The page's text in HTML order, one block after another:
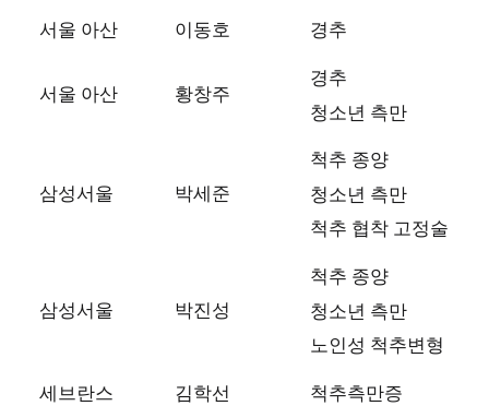
서울 아산 이동호 경추
서울 아산 황창주
경추
청소년 측만
삼성서울 박세준
척추 종양
청소년 측만
척추 협착 고정술
삼성서울 박진성
척추 종양
청소년 측만
노인성 척추변형
세브란스 김학선 척추측만증